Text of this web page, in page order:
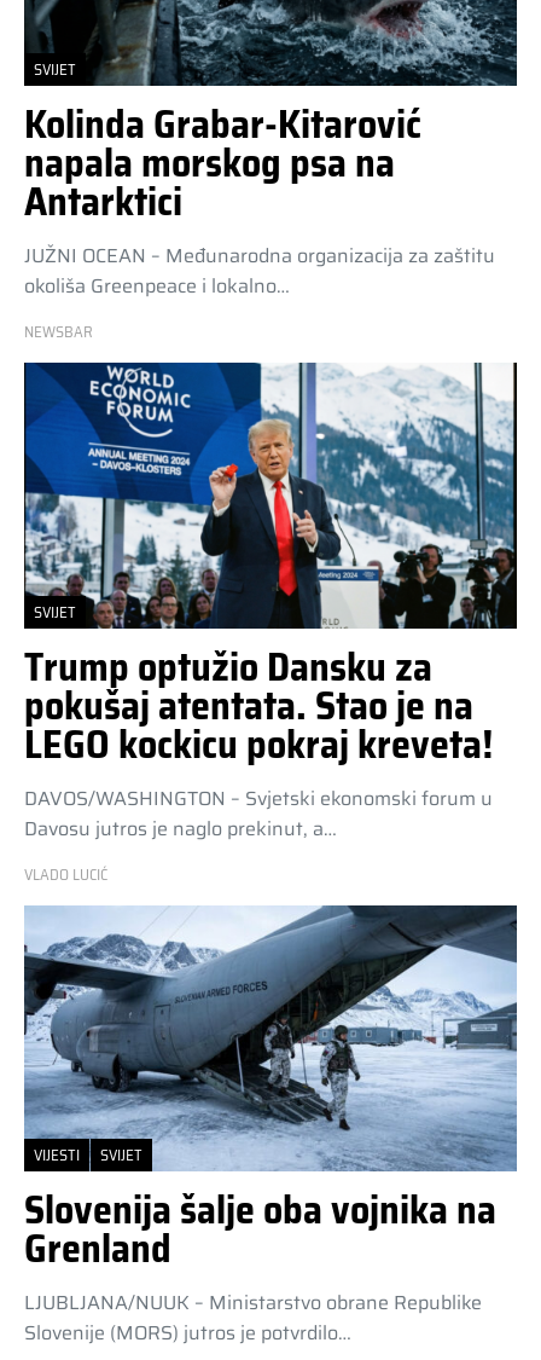
SVIJET
Kolinda Grabar-Kitarović
napala morskog psa na
Antarktici
JUŽNI OCEAN – Međunarodna organizacija za zaštitu
okoliša Greenpeace i lokalno…
NEWSBAR
SVIJET
Trump optužio Dansku za
pokušaj atentata. Stao je na
LEGO kockicu pokraj kreveta!
DAVOS/WASHINGTON – Svjetski ekonomski forum u
Davosu jutros je naglo prekinut, a…
VLADO LUCIĆ
VIJESTI SVIJET
Slovenija šalje oba vojnika na
Grenland
LJUBLJANA/NUUK – Ministarstvo obrane Republike
Slovenije (MORS) jutros je potvrdilo…